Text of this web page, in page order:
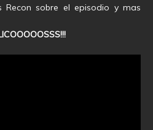
Recon sobre el episodio y mas